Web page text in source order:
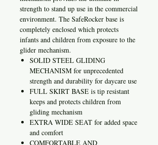
strength to stand up use in the commercial
environment. The SafeRocker base is
completely enclosed which protects
infants and children from exposure to the
glider mechanism.
SOLID STEEL GLIDING
MECHANISM for unprecedented
strength and durability for daycare use
FULL SKIRT BASE is tip resistant
keeps and protects children from
gliding mechanism
EXTRA WIDE SEAT for added space
and comfort
COMFORTABLE AND